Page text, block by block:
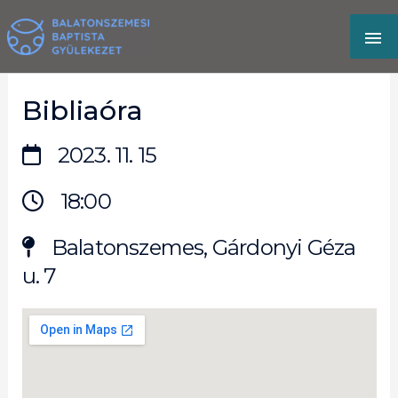
to
content
Bibliaóra
2023. 11. 15
18:00
Balatonszemes, Gárdonyi Géza
u. 7